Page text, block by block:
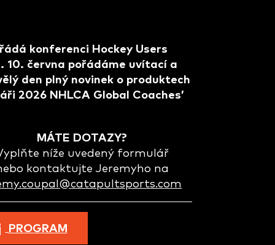
konferenci Hockey Users
10. června pořádáme uvítací a
den plný novinek o produktech
2026 NHLCA Global Coaches’
MÁTE DOTAZY?
níže uvedený formulář
kontaktujte Jeremyho na
PROGRAM